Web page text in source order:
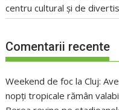
centru cultural și de
Comentarii recente
Weekend de foc la Cluj:
nopți tropicale rămân